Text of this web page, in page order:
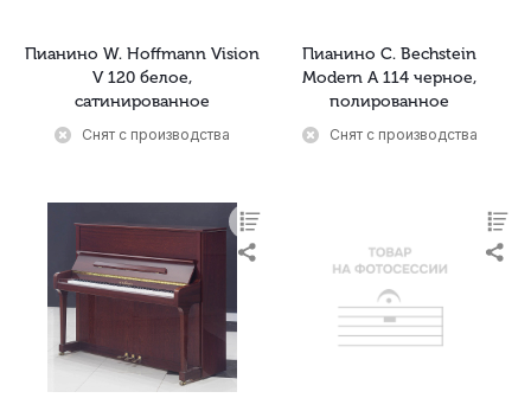
Пианино W. Hoffmann Vision
V 120 белое,
сатинированное
Снят с производства
Пианино C. Bechstein
Modern A 114 черное,
полированное
Снят с производства